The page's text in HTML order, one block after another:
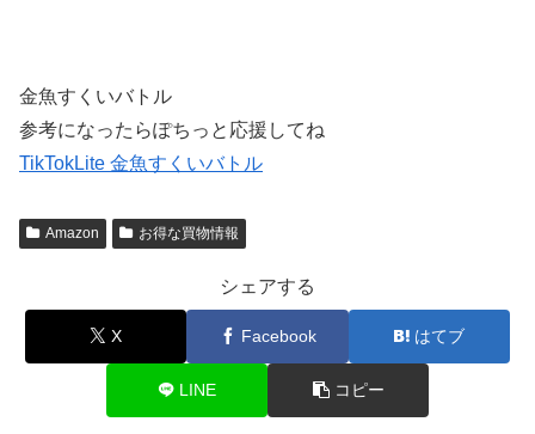
金魚すくいバトル
参考になったらぽちっと応援してね
TikTokLite 金魚すくいバトル
Amazon お得な買物情報
シェアする
X Facebook はてブ
LINE コピー